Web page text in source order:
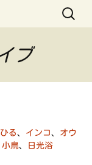
検
索:
ブ
る、 インコ、 オウ
小鳥、 日光浴